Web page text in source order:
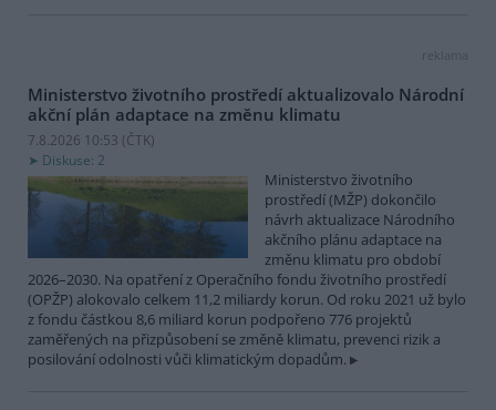
reklama
Ministerstvo životního prostředí aktualizovalo Národní
akční plán adaptace na změnu klimatu
7.8.2026 10:53 (ČTK)
Diskuse: 2
Ministerstvo životního
prostředí (MŽP) dokončilo
návrh aktualizace Národního
akčního plánu adaptace na
změnu klimatu pro období
2026–2030. Na opatření z Operačního fondu životního prostředí
(OPŽP) alokovalo celkem 11,2 miliardy korun. Od roku 2021 už bylo
z fondu částkou 8,6 miliard korun podpořeno 776 projektů
zaměřených na přizpůsobení se změně klimatu, prevenci rizik a
posilování odolnosti vůči klimatickým dopadům.